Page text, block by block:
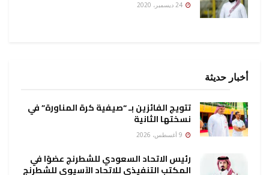
أخبار حديثة
تتويج الفائزين بـ “صيفية كرة المناورة” في
نسختها الثانية
رئيس الاتحاد السعودي للشطرنج عضوًا في
المكتب التنفيذي للاتحاد الآسيوي للشطرنج